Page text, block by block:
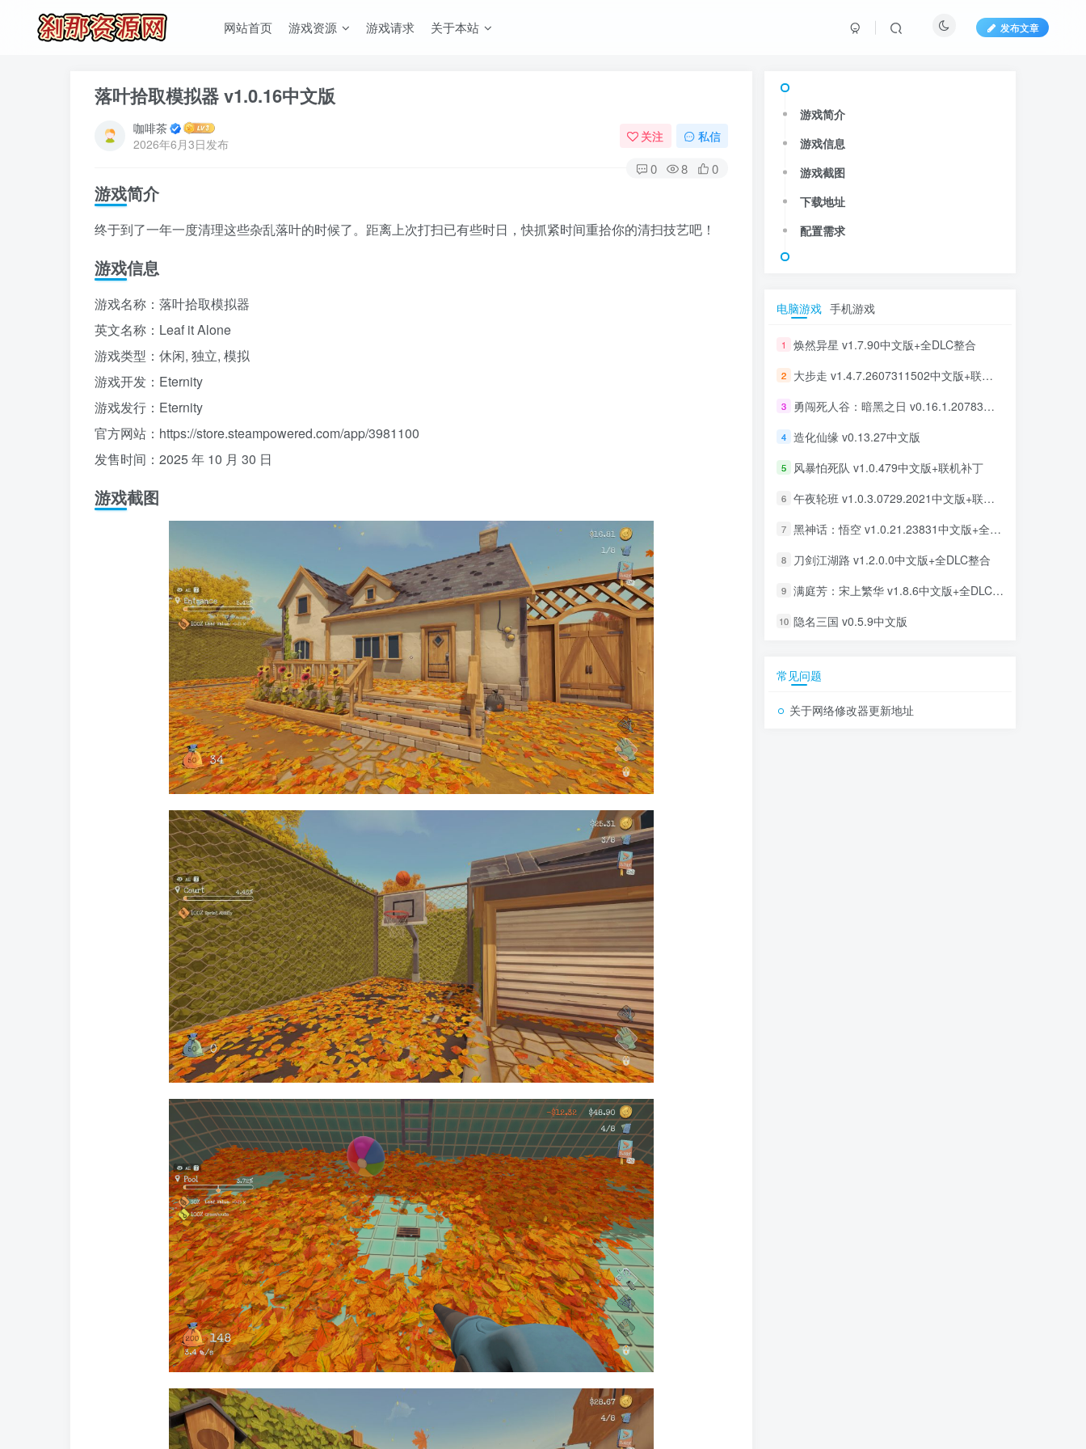
网站首页 游戏资源 游戏请求 关于本站 发布文章
落叶拾取模拟器 v1.0.16中文版
咖啡茶
2026年6月3日发布
关注 私信
0 8 0
游戏简介
终于到了一年一度清理这些杂乱落叶的时候了。距离上次打扫已有些时日，快抓紧时间重拾你的清扫技艺吧！
游戏信息
游戏名称：落叶拾取模拟器
英文名称：Leaf it Alone
游戏类型：休闲, 独立, 模拟
游戏开发：Eternity
游戏发行：Eternity
官方网站：https://store.steampowered.com/app/3981100
发售时间：2025 年 10 月 30 日
游戏截图
游戏简介
游戏信息
游戏截图
下载地址
配置需求
电脑游戏 手机游戏
1 焕然异星 v1.7.90中文版+全DLC整合
2 大步走 v1.4.7.2607311502中文版+联机补丁
3 勇闯死人谷：暗黑之日 v0.16.1.20783中文版
4 造化仙缘 v0.13.27中文版
5 风暴怕死队 v1.0.479中文版+联机补丁
6 午夜轮班 v1.0.3.0729.2021中文版+联机补丁
7 黑神话：悟空 v1.0.21.23831中文版+全DLC整合
8 刀剑江湖路 v1.2.0.0中文版+全DLC整合
9 满庭芳：宋上繁华 v1.8.6中文版+全DLC整合
10 隐名三国 v0.5.9中文版
常见问题
关于网络修改器更新地址